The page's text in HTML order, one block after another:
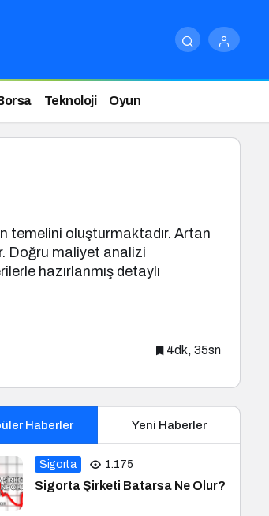
Teknoloji Oyun
temelini oluşturmaktadır. Artan
Doğru maliyet analizi
hazırlanmış detaylı
4dk, 35sn
Haberler Yeni Haberler
Sigorta 1.175
Sigorta Şirketi Batarsa Ne Olur?